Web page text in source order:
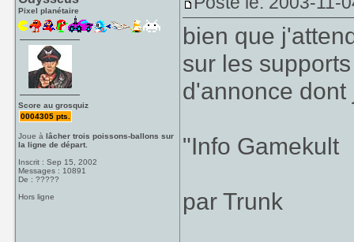
no word if the
though."
Pixel planétaire
Score au grosquiz
0004305 pts.
Joue àlâcher trois poissons-ballons sur
la ligne de départ.
Inscrit : Sep 15, 2002
Messages : 10891
De : ?????
Hors ligne
bien que
sur les
d'annonce
"Info Gamekult
par Trunk